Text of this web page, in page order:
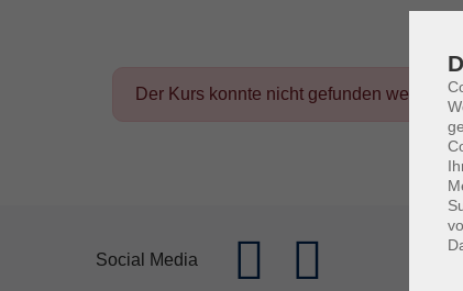
Der Kurs konnte nicht gefunden werden.
Social Media